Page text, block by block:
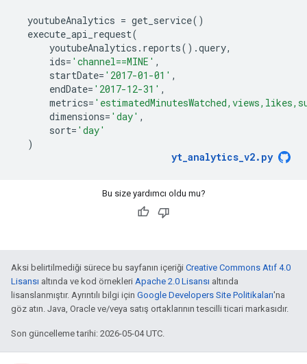
youtubeAnalytics = get_service()
execute_api_request(
youtubeAnalytics . reports() .query,
ids= 'channel==MINE' ,
startDate= '2017-01-01' ,
endDate= '2017-12-31' ,
metrics=
dimensions= 'day' ,
sort= 'day'
)
yt_analytics_v2. py
Bu size yardımcı oldu mu?
Aksi belirtilmediği sürece bu sayfanın içeriği Creative Commons Atıf 4.0
Lisansı altında ve kod örnekleri Apache 2.0 Lisansı altında
lisanslanmıştır. Ayrıntılı bilgi için Google Developers Site Politikaları'na
göz atın. Java, Oracle ve/veya satış ortaklarının tescilli ticari markasıdır.
Son güncelleme tarihi: 2026-05-04 UTC.